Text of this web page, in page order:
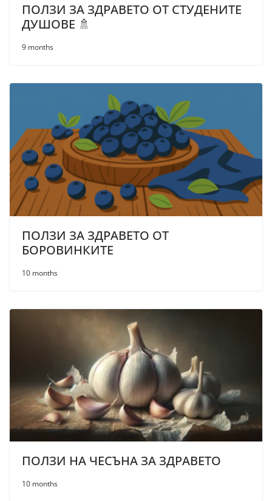
ПОЛЗИ ЗА ЗДРАВЕТО ОТ СТУДЕНИТЕ
ДУШОВЕ 🚿
9 months
ПОЛЗИ ЗА ЗДРАВЕТО ОТ
БОРОВИНКИТЕ
10 months
ПОЛЗИ НА ЧЕСЪНА ЗА ЗДРАВЕТО
10 months